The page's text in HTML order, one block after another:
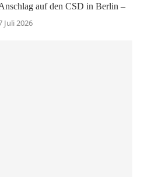
auf den CSD in Berlin –
Juli 2026